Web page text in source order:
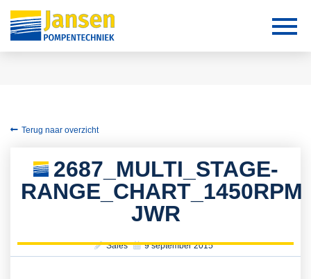
Terug naar overzicht
2687_MULTI_STAGE-
RANGE_CHART_1450RPM
JWR
Sales 9 september 2015